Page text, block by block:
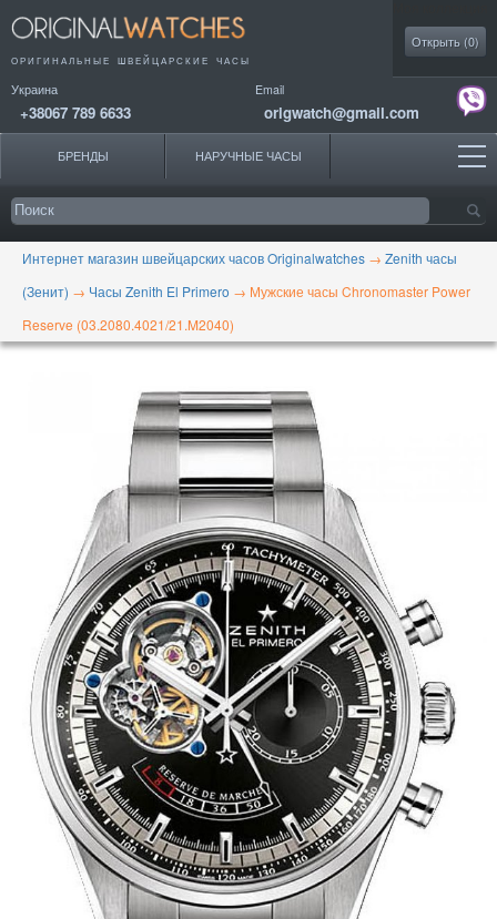
ОРИГИНАЛЬНЫЕ ШВЕЙЦАРСКИЕ ЧАСЫ
Украина
+38067 789 6633
Email
origwatch@gmail.com
Открыть (0)
БРЕНДЫ НАРУЧНЫЕ ЧАСЫ
Интернет магазин швейцарских часов Originalwatches → Zenith часы
(Зенит) → Часы Zenith El Primero → Мужские часы Chronomaster Power
Reserve (03.2080.4021/21.M2040)